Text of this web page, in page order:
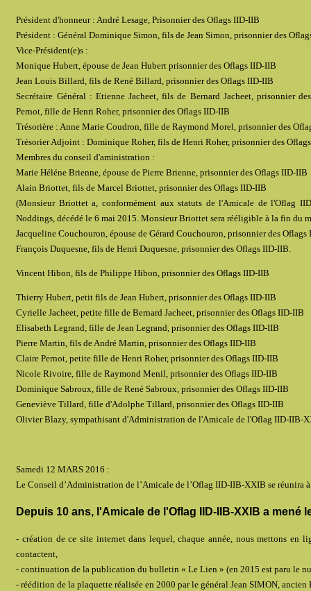
Président d'honneur : André Lesage, Prisonnier des Oflags IID-IIB
Président : Général Dominique Simon, fils de Jean Simon, prisonnier des
Vice-Président(e)s :
Monique Hubert, épouse de Jean Hubert prisonnier des Oflags IID-IIB
Jean Louis Billard, fils de René Billard, prisonnier des Oflags IID-IIB
Secrétaire Général : Etienne Jacheet, fils de Bernard Jacheet, prisonnier
Pernot, fille de Henri Roher, prisonnier des Oflags IID-IIB
Trésorière : Anne Marie Coudron, fille de Raymond Morel, prisonnier des
Trésorier Adjoint : Dominique Roher, fils de Henri Roher, prisonnier des
Membres du conseil d'aministration :
Marie Héléne Brienne, épouse de Pierre Brienne, prisonnier des Oflags IID-IIB
Alain Briottet, fils de Marcel Briottet, prisonnier des Oflags IID-IIB
(Monsieur Briottet a, conformément aux statuts de l'Amicale de l'Oflag
Noddings, décédé le 6 mai 2015. Monsieur Briottet sera rééligible à la fin du
Jacqueline Couchouron, épouse de Gérard Couchouron, prisonnier des
François Duquesne, fils de Henri Duquesne, prisonnier des Oflags IID-IIB.
Vincent Hibon, fils de Philippe Hibon, prisonnier des Oflags IID-IIB
Thierry Hubert, petit fils de Jean Hubert, prisonnier des Oflags IID-IIB
Cyrielle Jacheet, petite fille de Bernard Jacheet, prisonnier des Oflags IID-IIB
Elisabeth Legrand, fille de Jean Legrand, prisonnier des Oflags IID-IIB
Pierre Martin, fils de André Martin, prisonnier des Oflags IID-IIB
Claire Pernot, petite fille de Henri Roher, prisonnier des Oflags IID-IIB
Nicole Rivoire, fille de Raymond Menil, prisonnier des Oflags IID-IIB
Dominique Sabroux, fille de René Sabroux, prisonnier des Oflags IID-IIB
Geneviève Tillard, fille d'Adolphe Tillard, prisonnier des Oflags IID-IIB
Olivier Blazy, sympathisant d'Administration de l'Amicale de l'Oflag IID-IIB-
Samedi 12 MARS 2016 :
Le Conseil d’Administration de l’Amicale de l’Oflag IID-IIB-XXIB se réunira à
Depuis 10 ans, l'Amicale de l'Oflag IID-IIB-XXIB a mené
- création de ce site internet dans lequel, chaque année, nous mettons en
contactent,
- continuation de la publication du bulletin « Le Lien » (en 2015 est paru le
- réédition de la plaquette réalisée en 2000 par le général Jean SIMON,